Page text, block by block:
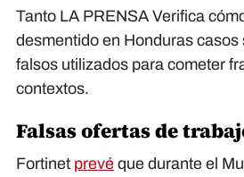
Tanto LA PRENSA Verifica
desmentido en Honduras casos
falsos utilizados para cometer
contextos.
Falsas ofertas de
Fortinet prevé que durante el